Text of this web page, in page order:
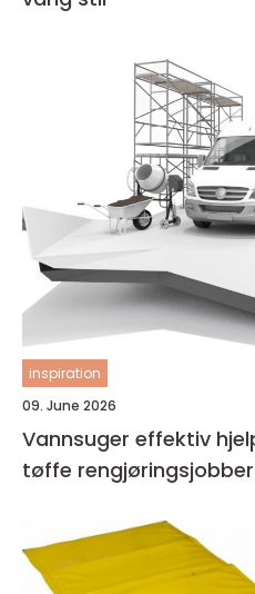
inspiration
09. June 2026
Vannsuger effektiv hjelp ved vannskader og
tøffe rengjøringsjobber